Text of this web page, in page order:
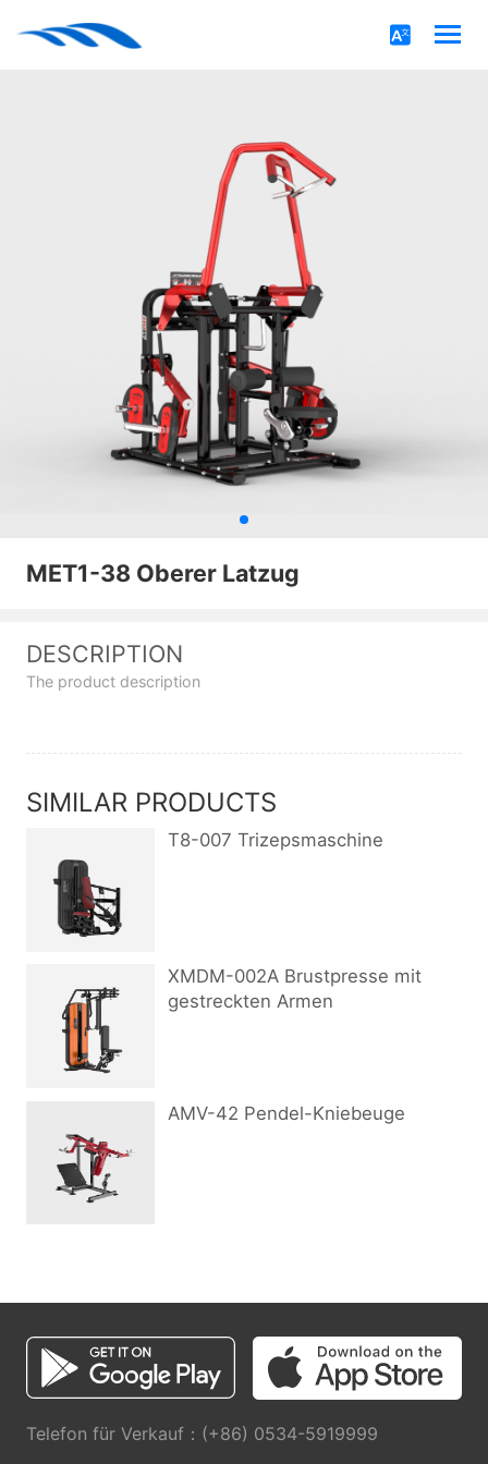
MET1-38 Oberer Latzug
DESCRIPTION
The product description
SIMILAR PRODUCTS
T8-007 Trizepsmaschine
XMDM-002A Brustpresse mit
gestreckten Armen
AMV-42 Pendel-Kniebeuge
Telefon für Verkauf：(+86) 0534-5919999